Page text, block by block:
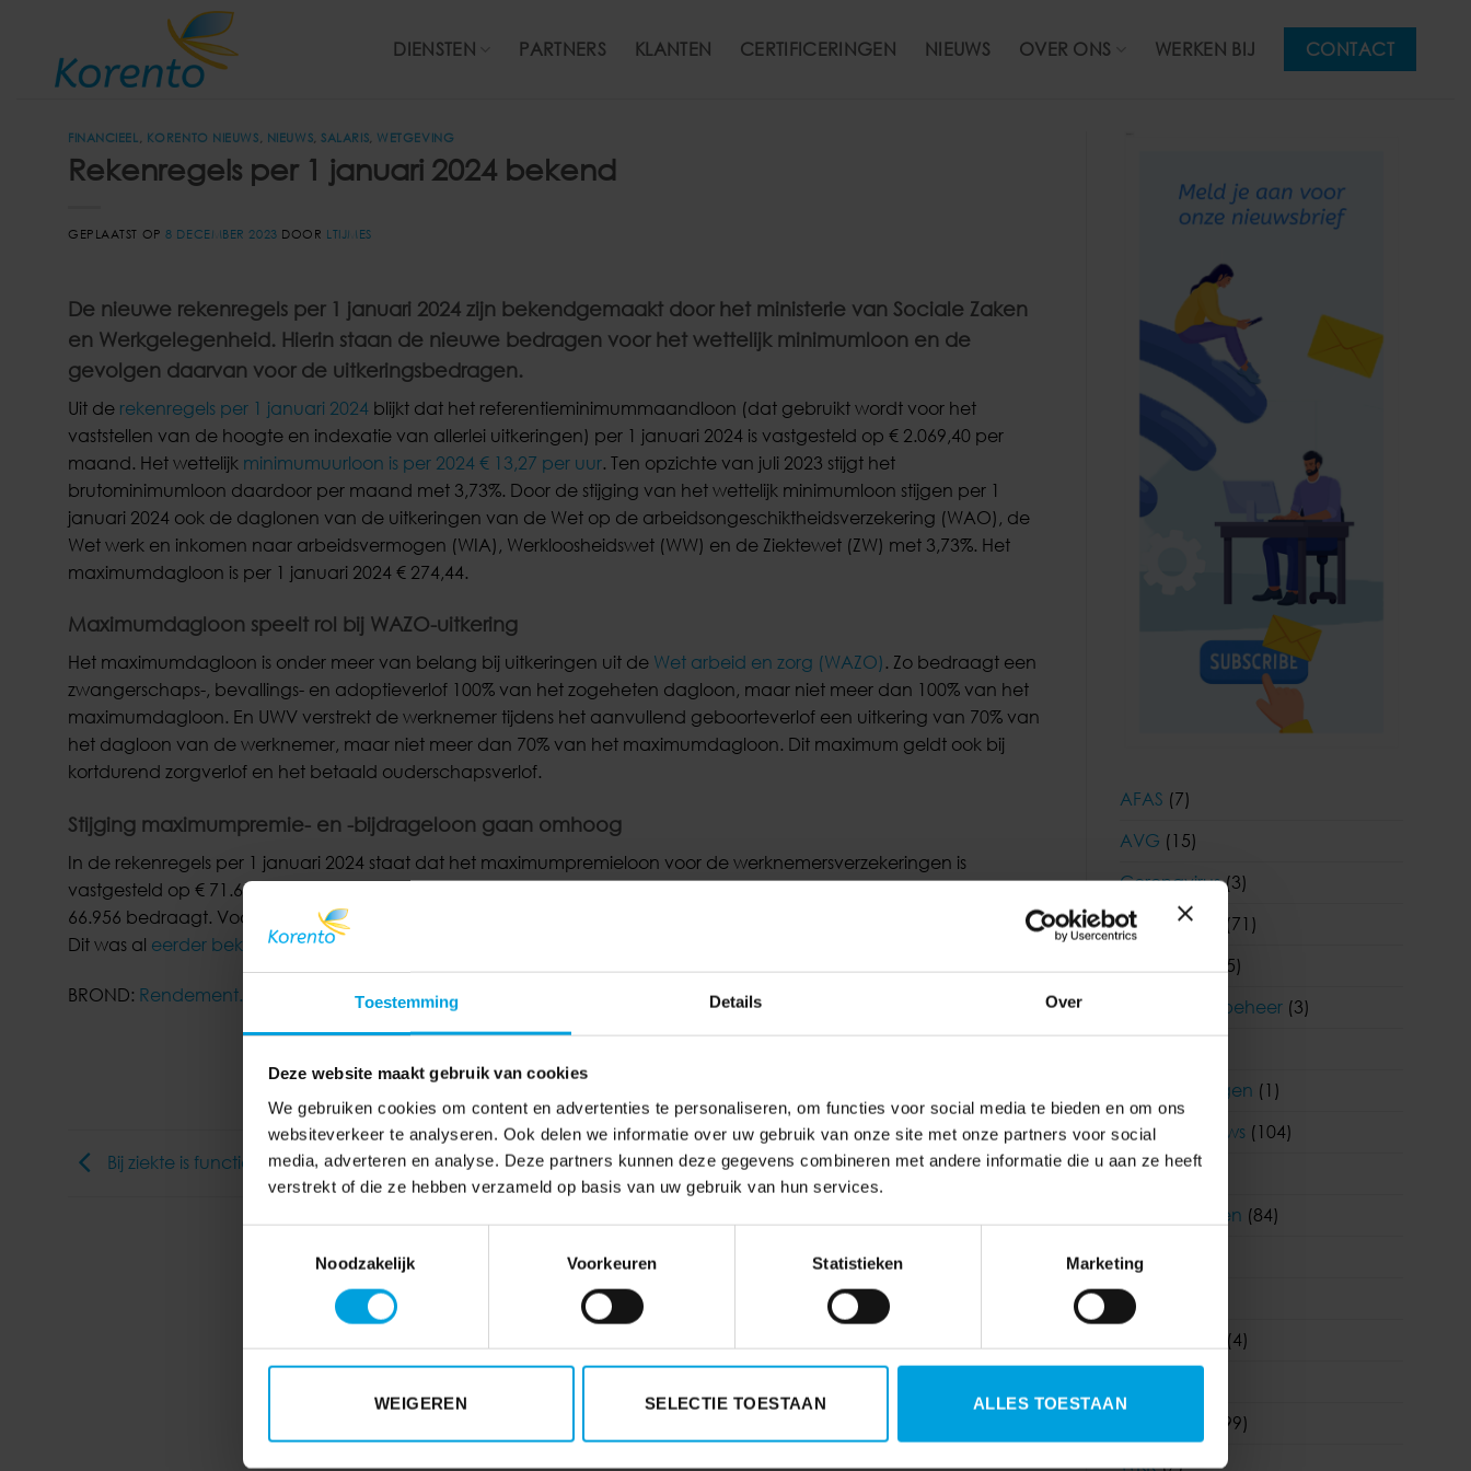
Toestemming Details Over
Deze website maakt gebruik van cookies
We gebruiken cookies om content en advertenties te personaliseren, om functies voor social media te bieden en om ons
websiteverkeer te analyseren. Ook delen we informatie over uw gebruik van onze site met onze partners voor social
media, adverteren en analyse. Deze partners kunnen deze gegevens combineren met andere informatie die u aan ze heeft
verstrekt of die ze hebben verzameld op basis van uw gebruik van hun services.
Noodzakelijk
Voorkeuren Statistieken Marketing
WEIGEREN SELECTIE TOESTAAN ALLES TOESTAAN
inhoud
DIENSTEN PARTNERS KLANTEN CERTIFICERINGEN NIEUWS OVER ONS WERKEN BIJ CONTACT
FINANCIEEL KORENTO NIEUWS NIEUWS ,SALARIS WETGEVING
Rekenregels per 1 januari 2024 bekend
GEPLAATST OP8 DECEMBER 2023 DOOR LTIJMES
De nieuwe rekenregels per 1 januari 2024 zijn bekendgemaakt door het ministerie van Sociale Zaken
en Werkgelegenheid. Hierin staan de nieuwe bedragen voor het wettelijk minimumloon en de
gevolgen daarvan voor de uitkeringsbedragen.
Uit de rekenregels per 1 januari 2024 blijkt dat het referentieminimummaandloon (dat gebruikt wordt voor het
vaststellen van de hoogte en indexatie van allerlei uitkeringen) per 1 januari 2024 is vastgesteld op € 2.069,40 per
maand. Het wettelijk minimumuurloon is per 2024 € 13,27 per uur. Ten opzichte van juli 2023 stijgt het
brutominimumloon daardoor per maand met 3,73%. Door de stijging van het wettelijk minimumloon stijgen per 1
januari 2024 ook de daglonen van de uitkeringen van de Wet op de arbeidsongeschiktheidsverzekering (WAO), de
Wet werk en inkomen naar arbeidsvermogen (WIA), Werkloosheidswet (WW) en de Ziektewet (ZW) met 3,73%. Het
maximumdagloon is per 1 januari 2024 € 274,44.
Maximumdagloon speelt rol bij WAZO-uitkering
Het maximumdagloon is onder meer van belang bij uitkeringen uit de Wet arbeid en zorg (WAZO) . Zo bedraagt een
zwangerschaps-, bevallings- en adoptieverlof 100% van het zogeheten dagloon, maar niet meer dan 100% van het
maximumdagloon. En UWV verstrekt de werknemer tijdens het aanvullend geboorteverlof een uitkering van 70% van
het dagloon van de werknemer, maar niet meer dan 70% van het maximumdagloon. Dit maximum geldt ook bij
kortdurend zorgverlof en het betaald ouderschapsverlof.
Stijging maximumpremie- en -bijdrageloon gaan omhoog
In de rekenregels per 1 januari 2024 staat dat het maximumpremieloon voor de werknemersverzekeringen is
vastgesteld op € 71.628 op jaarbasis. Dit is een stijging ten opzichte van 2023, waarin het maximumpremieloon €
66.956 bedraagt. Voor het maximumbijdrageloon voor de Zorgverzekeringswet (ZVW) geldt in 2024 hetzelfde bedrag.
Dit was al eerder bekendgemaakt
BROND: Rendement.nl
Bij ziekte is functie niet zomaar te wijzigen Toepassing van kleinegeschenkenregeling
AFAS (7)
AVG (15)
Coronavirus(3)
Coronavirus
(71)
(55)
Functioneel beheer (3)
Klantervaringen (1)
Korento nieuws (104)
Nieuws(903)
Nieuwsbrieven (84)
Salaris
Visma
(4)
(99)
WKR(7)